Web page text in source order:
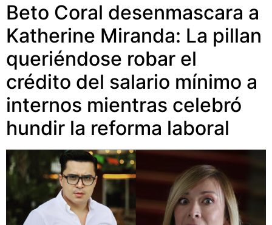
Beto Coral desenmascara a
Katherine Miranda: La pillan
queriéndose robar el
crédito del salario mínimo a
internos mientras celebró
hundir la reforma laboral